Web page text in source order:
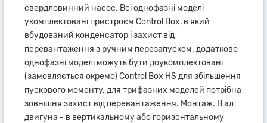
свердловинний насос. Всі однофазні моделі
укомплектовані пристроєм Control Box, в який
вбудований конденсатор і захист від
перевантаження з ручним перезапуском. додатково
однофазні моделі можуть бути доукомплектовані
(замовляється окремо) Control Box HS для збільшення
пускового моменту. для трифазних моделей потрібна
зовнішня захист від перевантаження. Монтаж. В ал
двигуна - в вертикальному або горизонтальному